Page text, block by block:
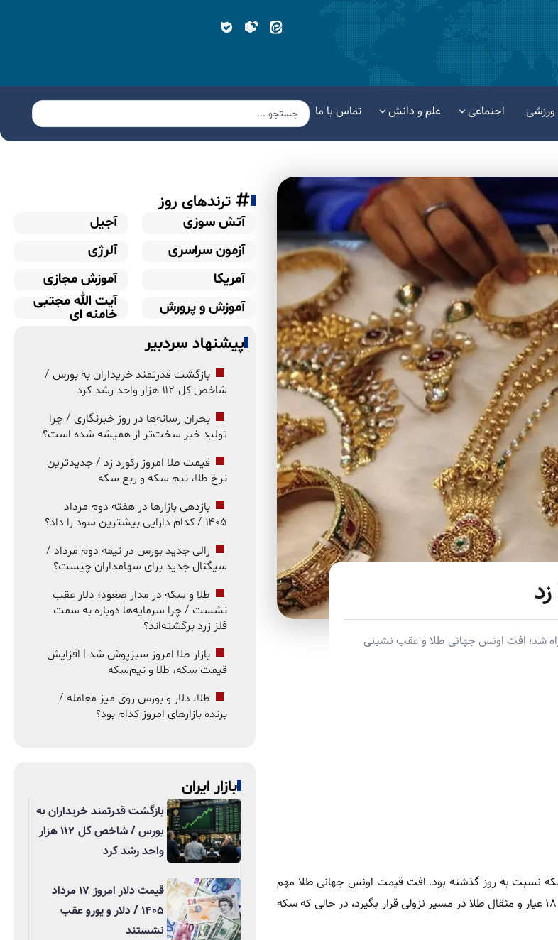
ورزشی اجتماعی علم و دانش تماس با ما
شد؛ افت اونس جهانی طلا و عقب نشینی
نسبت به روز گذشته بود. افت قیمت اونس جهانی طلا مهم
ترین عامل فشار بر بازار داخلی محسوب می شود؛ موضوعی که باعث شد قیمت طلای ۱۸ عیار و مثقال طلا در مسیر نزولی قرار بگیرد، در حالی که سکه
ترندهای روز
آتش سوزی
آجیل
آزمون سراسری
آلرژی
آمریکا
آموزش مجازی
آموزش و پرورش
آیت الله مجتبی
خامنه ای
پیشنهاد سردبیر
بازگشت قدرتمند خریداران به بورس /
شاخص کل ۱۱۲ هزار واحد رشد کرد
بحران رسانه‌ها در روز خبرنگاری / چرا
تولید خبر سخت‌تر از همیشه شده است؟
قیمت طلا امروز رکورد زد / جدیدترین
نرخ طلا، نیم سکه و ربع سکه
بازدهی بازارها در هفته دوم مرداد
۱۴۰۵ / کدام دارایی بیشترین سود را داد؟
رالی جدید بورس در نیمه دوم مرداد /
سیگنال جدید برای سهامداران چیست؟
طلا و سکه در مدار صعود؛ دلار عقب
نشست / چرا سرمایه‌ها دوباره به سمت
فلز زرد برگشته‌اند؟
بازار طلا امروز سبزپوش شد | افزایش
قیمت سکه، طلا و نیم‌سکه
طلا، دلار و بورس روی میز معامله /
برنده بازارهای امروز کدام بود؟
بازار ایران
بازگشت قدرتمند خریداران به
بورس / شاخص کل ۱۱۲ هزار
واحد رشد کرد
قیمت دلار امروز ۱۷ مرداد
۱۴۰۵ / دلار و یورو عقب
نشستند